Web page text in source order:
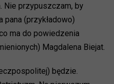
Nie przypuszczam, by
pana (przykładowo)
ma do powiedzenia
Magdalena Biejat.
będzie.